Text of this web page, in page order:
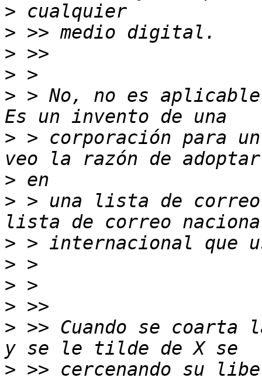
>
>
>
>
> > No, no es
> > corporación para
>
> > una lista de
>
>
>
>
> >> Cuando se coarta
> >> cercenando su